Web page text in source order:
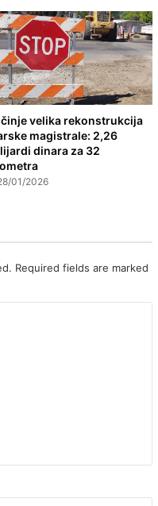
velika rekonstrukcija
magistrale: 2,26
dinara za 32
01/2026
Required fields are marked